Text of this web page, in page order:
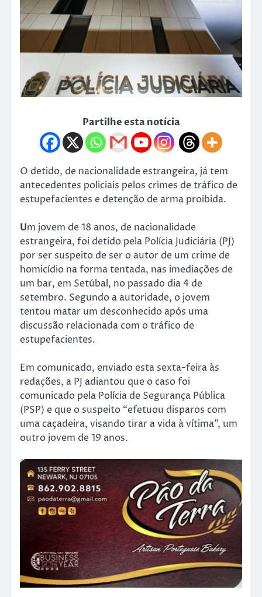
Partilhe esta notícia
O detido, de nacionalidade estrangeira, já tem
antecedentes policiais pelos crimes de tráfico de
estupefacientes e detenção de arma proibida.
Um jovem de 18 anos, de nacionalidade
estrangeira, foi detido pela Polícia Judiciária (PJ)
por ser suspeito de ser o autor de um crime de
homicídio na forma tentada, nas imediações de
um bar, em Setúbal, no passado dia 4 de
setembro. Segundo a autoridade, o jovem
tentou matar um desconhecido após uma
discussão relacionada com o tráfico de
estupefacientes.
Em comunicado, enviado esta sexta-feira às
redações, a PJ adiantou que o caso foi
comunicado pela Polícia de Segurança Pública
(PSP) e que o suspeito “efetuou disparos com
uma caçadeira, visando tirar a vida à vítima”, um
outro jovem de 19 anos.